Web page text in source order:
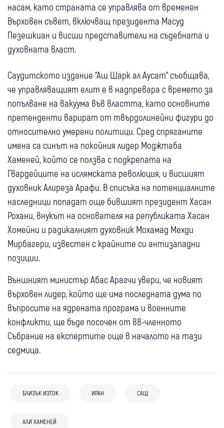
насам, като страната се управлява от временен
Върховен съвет, включващ президента Масуд
Пезешкиан и висши представители на съдебната и
духовната власт.
Саудитското издание “Аш Шарк ал Аусат“ съобщава,
че управляващият елит е в надпревара с времето за
попълване на вакуума във властта, като основните
претенденти варират от твърдолинейни фигури до
относително умерени политици. Сред спряганите
имена са синът на покойния лидер Моджтаба
Хаменей, който се ползва с подкрепата на
Гвардейците на ислямската революция, и висшият
духовник Алиреза Арафи. В списъка на потенциалните
наследници попадат още бившият президент Хасан
Рохани, внукът на основателя на републиката Хасан
Хомейни и радикалният духовник Мохамад Мехди
Мирбагери, известен с крайните си антизападни
позиции.
Външният министър Абас Арагчи увери, че новият
върховен лидер, който ще има последната дума по
въпросите на ядрената програма и военните
конфликти, ще бъде посочен от 88-членното
Събрание на експертите още в началото на тази
седмица.
БЛИЗЪК ИЗТОК ИРАН САЩ
АЛИ ХАМЕНЕЙ
06 авг
Иран: Сделката за Ормузкия проток е в
Свят 06 авг
Свят 06 авг
Свят 05 авг